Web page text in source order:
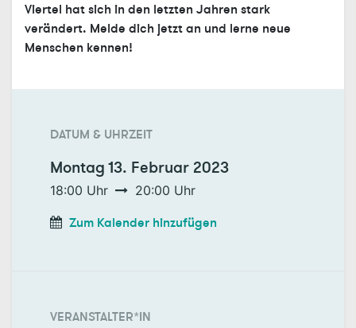
Viertel hat sich in den letzten Jahren stark
verändert. Melde dich jetzt an und lerne neue
Menschen kennen!
DATUM & UHRZEIT
Montag13. Februar 2023
18:00 Uhr 20:00 Uhr
Zum Kalender hinzufügen
VERANSTALTER*IN